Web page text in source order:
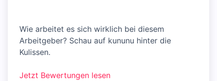
Wie arbeitet es sich wirklich bei diesem
Arbeitgeber? Schau auf kununu hinter die
Kulissen.
Jetzt Bewertungen lesen